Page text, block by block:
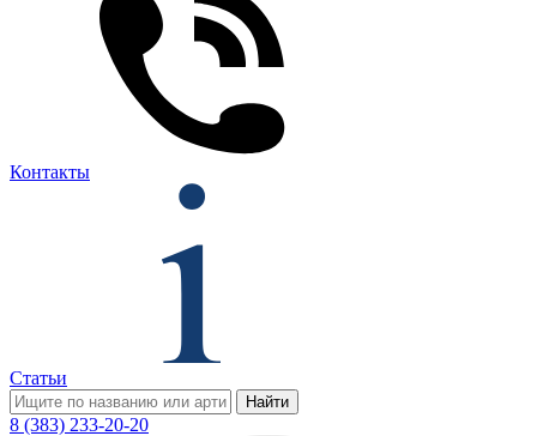
Контакты
Статьи
Найти
8 (383) 233-20-20